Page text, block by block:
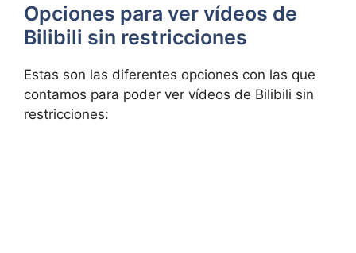
Opciones para ver vídeos de
Bilibili sin restricciones
Estas son las diferentes opciones con las que
contamos para poder ver vídeos de Bilibili sin
restricciones: